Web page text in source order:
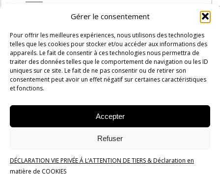
Gérer le consentement
Pour offrir les meilleures expériences, nous utilisons des technologies
telles que les cookies pour stocker et/ou accéder aux informations des
appareils. Le fait de consentir à ces technologies nous permettra de
traiter des données telles que le comportement de navigation ou les ID
uniques sur ce site. Le fait de ne pas consentir ou de retirer son
consentement peut avoir un effet négatif sur certaines caractéristiques
et fonctions.
Accepter
Refuser
DÉCLARATION VIE PRIVÉE Á L’ATTENTION DE TIERS & Déclaration en
matière de COOKIES
Connexion
Flux des publications
Flux des commentaires
Site de WordPress-FR
Carnets de Cuisine © 2019 -2026-AdministrationRue du
progrès n°7, 1300 Wavre
Politique de confidentialité